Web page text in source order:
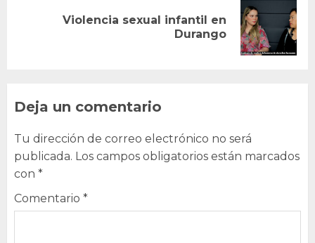
Violencia sexual infantil en
Durango
Deja un comentario
Tu dirección de correo electrónico no será
publicada. Los campos obligatorios están marcados
con *
Comentario *